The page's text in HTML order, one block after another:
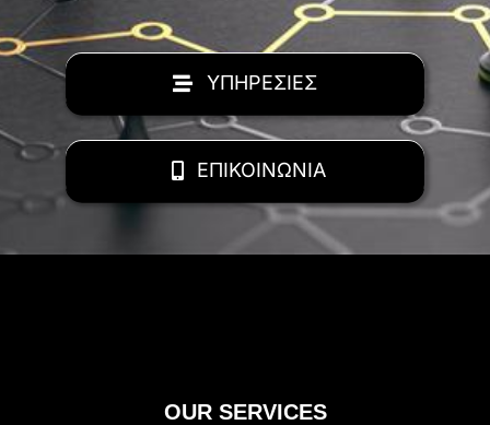
ΥΠΗΡΕΣΙΕΣ
ΕΠΙΚΟΙΝΩΝΙΑ
OUR SERVICES